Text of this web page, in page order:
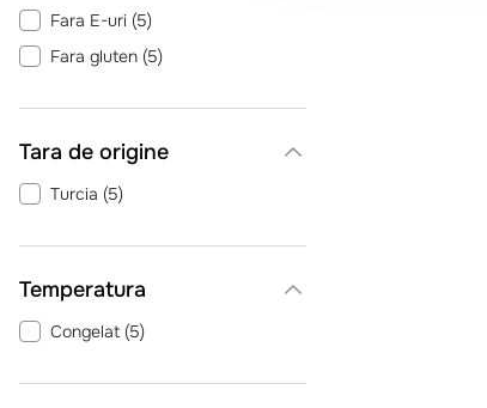
Fara E-uri (5)
Fara gluten (5)
Vegetarian (5)
Tara de origine
Turcia (5)
Temperatura
Congelat (5)